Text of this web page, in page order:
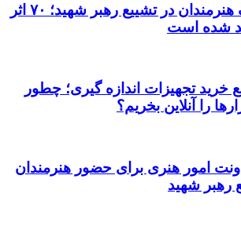
حضور پررنگ هنرمندان در تشییع رهبر شهید؛ ۷۰ اثر
شده است
خرید تجهیزات اندازه گیری؛ چطور
را آنلاین بخریم؟
امور هنری برای حضور هنرمندان
رهبر شهید